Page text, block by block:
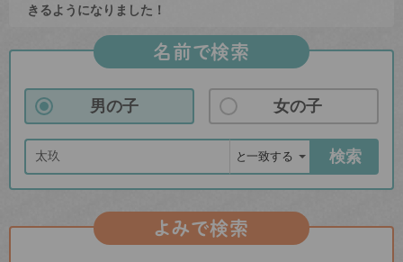
きるようになりました！
名前で検索
男の子 女の子
検索
よみで検索